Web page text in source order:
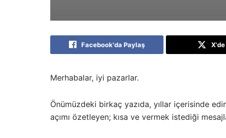
Facebook'da Paylaş
Merhabalar, iyi pazarlar.
Önümüzdeki birkaç yazıda, yıllar içerisinde
açımı özetleyen; kısa ve vermek istediği